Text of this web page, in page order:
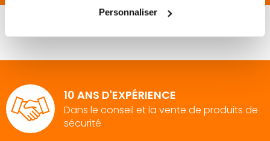
Personnaliser
10 ANS D'EXPÉRIENCE
Dans le conseil et la vente de produits de
sécurité